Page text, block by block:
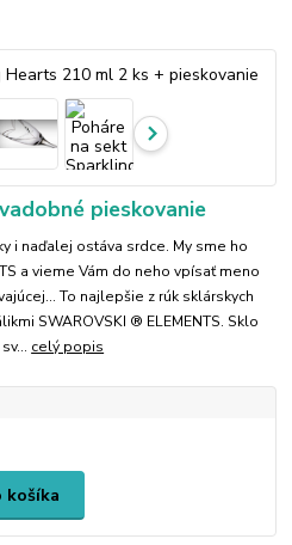
pieskovanie
i naďalej ostáva srdce. My sme ho
a vieme Vám do neho vpísať meno
To najlepšie z rúk sklárskych
SWAROVSKI ® ELEMENTS. Sklo
celý popis
košíka